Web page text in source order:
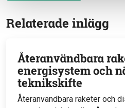
Relaterade inlägg
Återanvändbara
energisystem och
teknikskifte
Återanvändbara raketer och